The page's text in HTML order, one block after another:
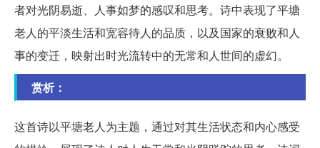
者对光阴易逝、人事如梦的感叹和思考。诗中表现了平塘
老人的平淡生活和宽容待人的品质，以及国家的衰败和人
事的变迁，映射出时光流转中的无常和人世间的虚幻。
赏析：
这首诗以平塘老人为主题，通过对其生活状态和内心感受